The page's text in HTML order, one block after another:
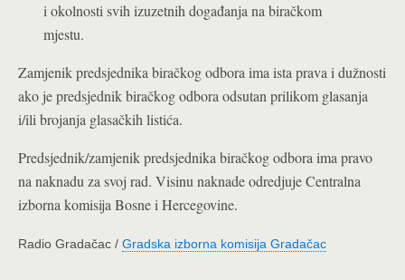
i okolnosti svih izuzetnih događanja na biračkom
mjestu.
Zamjenik predsjednika biračkog odbora ima ista prava i dužnosti
ako je predsjednik biračkog odbora odsutan prilikom glasanja
i/ili brojanja glasačkih listića.
Predsjednik/zamjenik predsjednika biračkog odbora ima pravo
na naknadu za svoj rad. Visinu naknade odredjuje Centralna
izborna komisija Bosne i Hercegovine.
Radio Gradačac / Gradska izborna komisija Gradačac